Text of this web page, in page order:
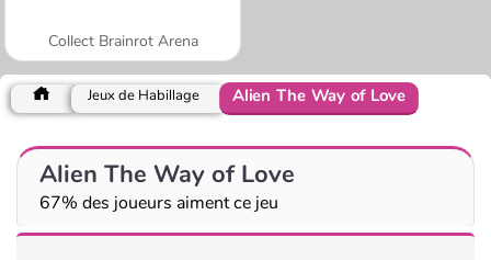
Collect Brainrot Arena
Jeux de Habillage Alien The Way of Love
Alien The Way of Love
67% des joueurs aiment ce jeu